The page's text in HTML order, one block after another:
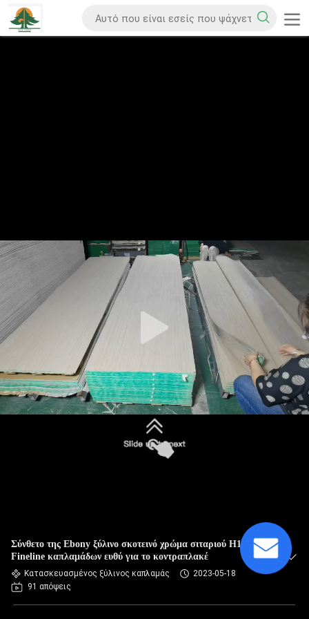
Σύνθετο της Ebony ξύλινο σκοτεινό χρώμα σιταριού H139
Fineline καπλαμάδων ευθύ για το κοντραπλακέ
Κατασκευασμένος ξύλινος καπλαμάς
2023-05-18
91 απόψεις